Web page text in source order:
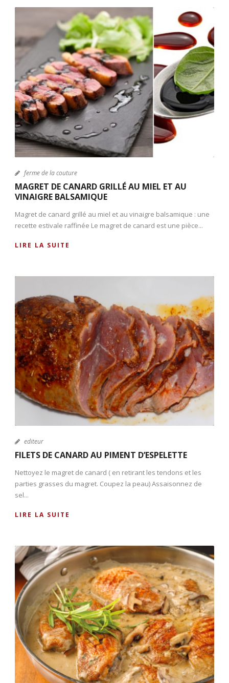
ferme de la couture
MAGRET DE CANARD GRILLÉ AU MIEL ET AU
VINAIGRE BALSAMIQUE
Magret de canard grillé au miel et au vinaigre balsamique : une
recette estivale raffinée Le magret de canard est une pièce...
LIRE LA SUITE
editeur
FILETS DE CANARD AU PIMENT D’ESPELETTE
Nettoyez le magret de canard ( en retirant les tendons et les
parties grasses du magret. Coupez la peau) Assaisonnez de
sel...
LIRE LA SUITE